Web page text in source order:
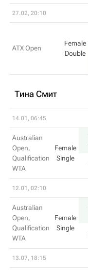
27.02, 20:10
ATX Open
Female
Double
Тина Смит
14.01, 06:45
Australian
Open,
Qualification
WTA
Female
Single
12.01, 02:10
Australian
Open,
Qualification
WTA
Female
Single
13.07, 18:15